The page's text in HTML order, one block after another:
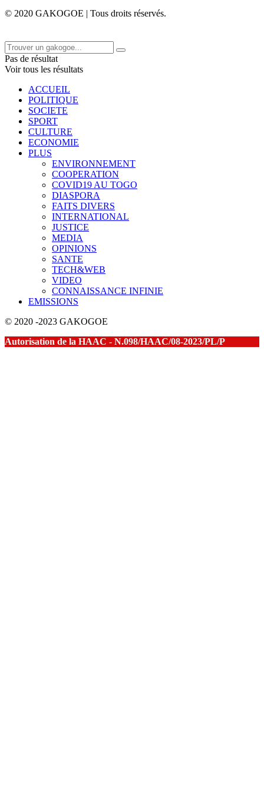
© 2020 GAKOGOE | Tous droits réservés.
Pas de résultat
Voir tous les résultats
ACCUEIL
POLITIQUE
SOCIETE
SPORT
CULTURE
ECONOMIE
PLUS
ENVIRONNEMENT
COOPERATION
COVID19 AU TOGO
DIASPORA
FAITS DIVERS
INTERNATIONAL
JUSTICE
MEDIA
OPINIONS
SANTE
TECH&WEB
VIDEO
CONNAISSANCE INFINIE
EMISSIONS
© 2020 -2023 GAKOGOE
Autorisation de la HAAC - N.098/HAAC/08-2023/PL/P